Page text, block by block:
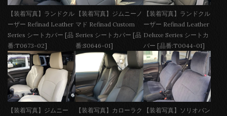
【装着写真】ランドクル
ーザー Refinad Leather
Series シートカバー [品
番:T0673-02]
【装着写真】ジムニーノ
マド Refinad Custom
Series シートカバー [品
番:S0646-01]
【装着写真】ランドクル
ーザー Refinad Leather
Deluxe Series シートカ
バー [品番:T0044-01]
【装着写真】ジムニー
【装着写真】カローラク
【装着写真】ソリオバン